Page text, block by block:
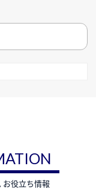
役立ち情報